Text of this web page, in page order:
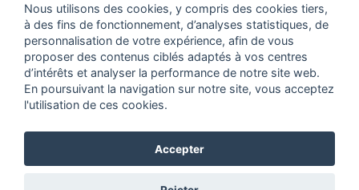
Partenaires
Zone Annonces Gratuites
Locations vacances entre particuliers
Ruedesvacances
2026 ©Actidir - Annuaire gratuit de sites web de qualité
Nous utilisons des cookies, y compris des cookies tiers,
à des fins de fonctionnement, d’analyses statistiques, de
personnalisation de votre expérience, afin de vous
proposer des contenus ciblés adaptés à vos centres
d’intérêts et analyser la performance de notre site web.
En poursuivant la navigation sur notre site, vous acceptez
l'utilisation de ces cookies.
Accepter